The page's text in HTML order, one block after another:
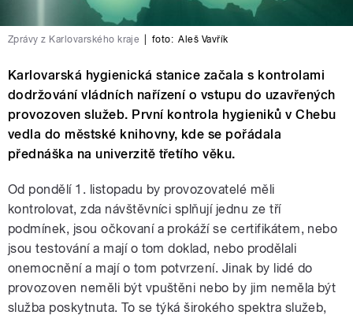
Zprávy z Karlovarského kraje foto: Aleš Vavřík
Karlovarská hygienická stanice začala s kontrolami
dodržování vládních nařízení o vstupu do uzavřených
provozoven služeb. První kontrola hygieniků v Chebu
vedla do městské knihovny, kde se pořádala
přednáška na univerzitě třetího věku.
Od pondělí 1. listopadu by provozovatelé měli
kontrolovat, zda návštěvníci splňují jednu ze tří
podmínek, jsou očkovaní a prokáží se certifikátem, nebo
jsou testování a mají o tom doklad, nebo prodělali
onemocnění a mají o tom potvrzení. Jinak by lidé do
provozoven neměli být vpuštěni nebo by jim neměla být
služba poskytnuta. To se týká širokého spektra služeb,